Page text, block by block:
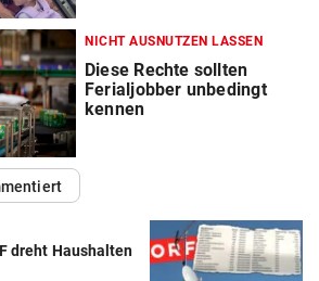
NICHT AUSNUTZEN LASSEN
Diese Rechte sollten
Ferialjobber unbedingt
kennen
dreht Haushalten